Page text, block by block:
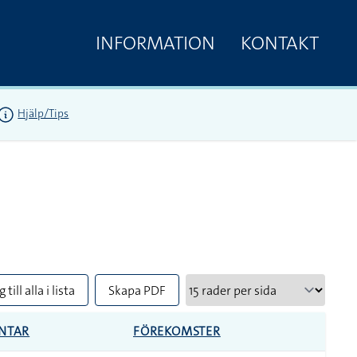
INFORMATION KONTAKT
Hjälp/Tips
till alla i lista Skapa PDF
FÖREKOMSTER